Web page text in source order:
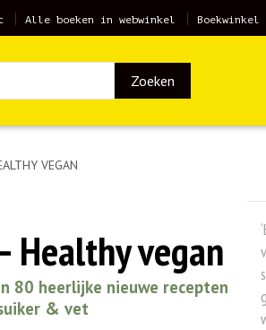
Alle boeken in webwinkel
Zoeken
VEGAN
Healthy vegan
80 heerlijke nieuwe recepten
& vet